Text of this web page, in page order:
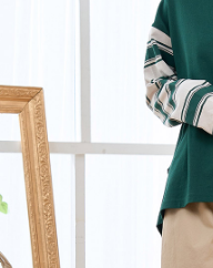
１．透過由恩沛科技股份有限
易，需依本服務之必要範圍內
權轉讓予恩沛科技股份有限公司
２．關於個人資料處理事宜，請
https://aftee.tw/terms/#terms3
３．未成年的使用者請事先徵
「AFTEE先享後付」，若未經
任。
４．使用「AFTEE先享後付」
時審查核予不同之上限額度；
請求用戶進行身份認證。
５．嚴禁一人註冊多個帳號或
黑貓宅急便(包裹尺寸60cm
每筆NT$100，滿NT$2,000(
黑貓宅急便(包裹尺寸90cm
每筆NT$140，滿NT$2,000(